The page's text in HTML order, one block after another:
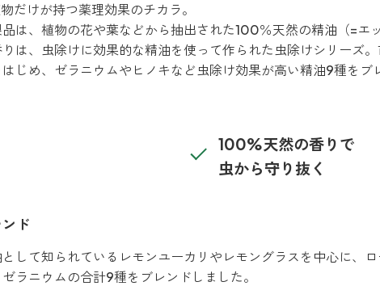
だけが持つ薬理効果のチカラ。
は、植物の花や葉などから抽出された100％天然の精油（=エ
は、虫除けに効果的な精油を使って作られた虫除けシリーズ
じめ、ゼラニウムやヒノキなど虫除け効果が高い精油9種をブ
100%天然の香りで
虫から守り抜く
ド
して知られているレモンユーカリやレモングラスを中心に、
ラニウムの合計9種をブレンドしました。